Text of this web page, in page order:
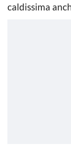
caldissima